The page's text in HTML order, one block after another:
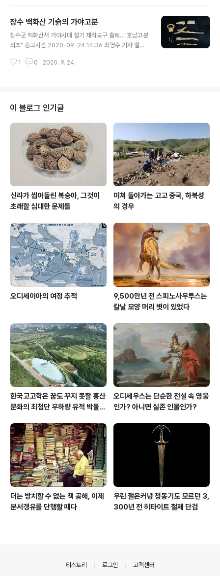
경영(마케팅), 홍보, 회계, 사무 등 3� www.chf.or.kr 옛
한국문화재보호재단으로 문화재청 소속입니다.
장수 백화산 기슭의 가야고분
장수군 백화산서 가야시대 철기 제작도구 출토…"호남고분
최초" 송고시간 2020-09-24 14:36 최영수 기자 철기
www.yna.co.kr/view/AKR2020092412240005
기자, 문화뉴스 (송고시간 2020-09-24 14:36)www.y
na.co.kr 영호남 지역 화합을 표방하며 문재인 정부가 표
방한 가야사 연구복원 프로젝트는 호남지역에서만 국한하
면 실은 전북을 위한 사업이라, 전남에서는 가야는 안중에
도 없고, 오직 마한만 좋아라 해서 우린 가야 싫..
1 0 2020. 9. 24.
이 블로그 인기글
신라가 씹어돌린 복숭아, 그것이
초래할 심대한 문제들
미쳐 돌아가는 고고 중국, 하북성
의 경우
오디세이아의 여정 추적
9,500만년 전 스피노사우루스는
칼날 모양 머리 볏이 있었다
한국고고학은 꿈도 꾸지 못할 홍산
문화의 최첨단 우하량 유적 박물관
오디세우스는 단순한 전설 속 영웅
인가? 아니면 실존 인물인가?
더는 방치할 수 없는 책 공해, 이제
분서갱유를 단행할 때다
우린 철은커녕 청동기도 모르던 3,
300년 전 히타이트 철제 단검
티스토리 로그인 고객센터